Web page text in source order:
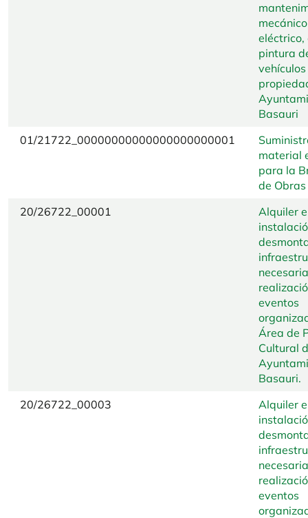
eléctrico,
pintura
vehículos
Basauri
01/21722_00000000000000000000001
material
para la
de Obras
20/26722_00001
Alquiler e
eventos
Área de
Cultural
Basauri.
20/26722_00003
Alquiler e
eventos